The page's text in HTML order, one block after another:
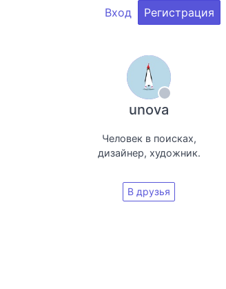
Вход Регистрация
unova
Человек в поисках,
дизайнер, художник.
В друзья